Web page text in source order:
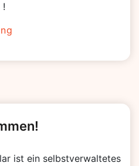
!
ist ein selbstverwaltetes